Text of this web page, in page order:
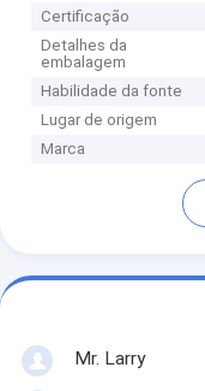
Certificação
Detalhes da
embalagem
Habilidade da fonte
Lugar de origem
Marca
Mr. Larry